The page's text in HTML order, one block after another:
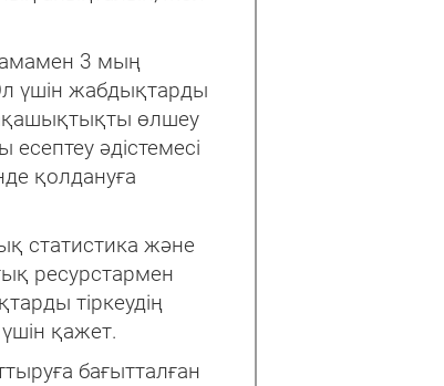
3 мың
үшін жабдықтарды
өлшеу
әдістемесі
қолдануға
статистика және
ресурстармен
тіркеудің
қажет.
бағытталған